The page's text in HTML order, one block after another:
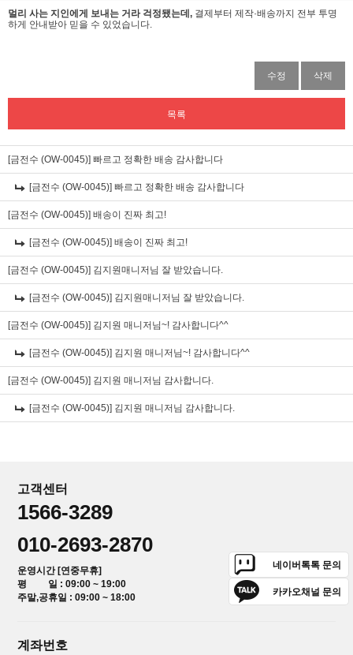
멀리 사는 지인에게 보내는 거라 걱정됐는데, 결제부터 제작·배송까지 전부 투명
하게 안내받아 믿을 수 있었습니다.
수정 삭제
목록
[금전수 (OW-0045)] 빠르고 정확한 배송 감사합니다
[금전수 (OW-0045)] 빠르고 정확한 배송 감사합니다
[금전수 (OW-0045)] 배송이 진짜 최고!
[금전수 (OW-0045)] 배송이 진짜 최고!
[금전수 (OW-0045)] 김지원매니저님 잘 받았습니다.
[금전수 (OW-0045)] 김지원매니저님 잘 받았습니다.
[금전수 (OW-0045)] 김지원 매니저님~! 감사합니다^^
[금전수 (OW-0045)] 김지원 매니저님~! 감사합니다^^
[금전수 (OW-0045)] 김지원 매니저님 감사합니다.
[금전수 (OW-0045)] 김지원 매니저님 감사합니다.
고객센터
1566-3289
010-2693-2870
운영시간 [연중무휴]
평 일 : 09:00 ~ 19:00
주말,공휴일 : 09:00 ~ 18:00
네이버톡톡 문의
카카오채널 문의
계좌번호